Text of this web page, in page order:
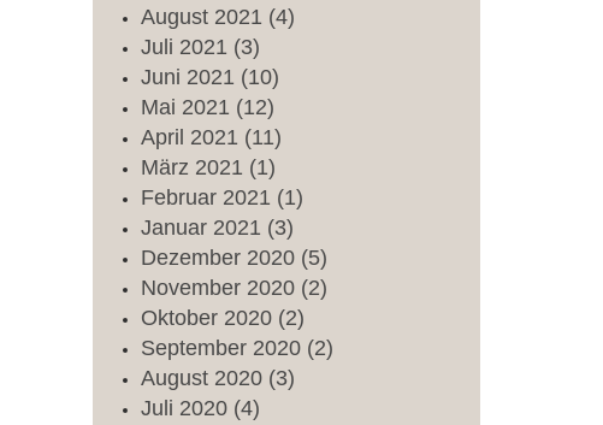
August 2021 (4)
Juli 2021 (3)
Juni 2021 (10)
Mai 2021 (12)
April 2021 (11)
März 2021 (1)
Februar 2021 (1)
Januar 2021 (3)
Dezember 2020 (5)
November 2020 (2)
Oktober 2020 (2)
September 2020 (2)
August 2020 (3)
Juli 2020 (4)